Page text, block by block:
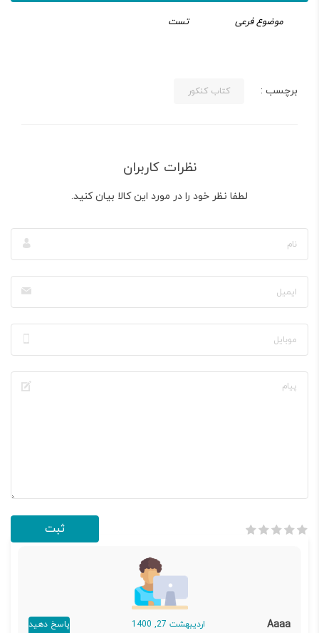
موضوع فرعی تست
برچسب : کتاب کنکور
نظرات کاربران
لطفا نظر خود را در مورد این کالا بیان کنید.
Aaaa اردیبهشت 27, 1400 پاسخ دهید